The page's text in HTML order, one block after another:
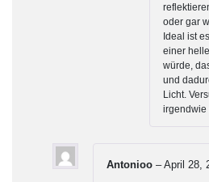
oder gar
Ideal ist
einer
würde,
und
Licht.
irgendwie
Antonioo – April 28,